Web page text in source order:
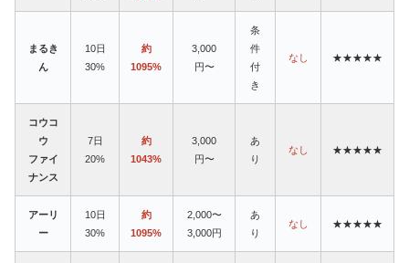
まるき
ん
10日
30%
約
1095%
3,000
円〜
条
件
付
き
なし ★★★★★
コウコ
ウ
ファイ
ナンス
7日
20%
約
1043%
3,000
円〜
あ
り
なし ★★★★★
アーリ
ー
10日
30%
約
1095%
2,000〜
3,000円
あ
り
なし ★★★★★